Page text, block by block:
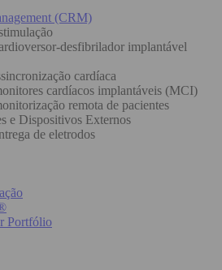
(CRM)
desfibrilador implantável
cardíaca
cardíacos implantáveis (MCI)
remota de pacientes
e Dispositivos Externos
de eletrodos
Portfólio